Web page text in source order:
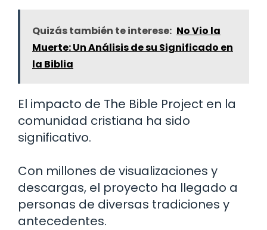
Quizás también te interese: No Vio la
Muerte: Un Análisis de su Significado en
la Biblia
El impacto de The Bible Project en la
comunidad cristiana ha sido
significativo.
Con millones de visualizaciones y
descargas, el proyecto ha llegado a
personas de diversas tradiciones y
antecedentes.